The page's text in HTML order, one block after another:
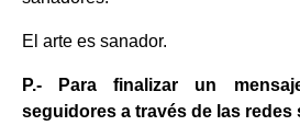
El arte es sanador.
P.- Para finalizar un
seguidores a través de las redes